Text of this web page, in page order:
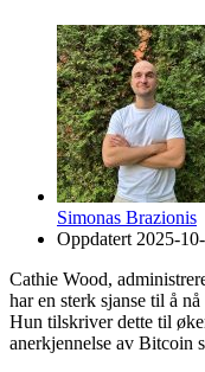
Simonas Brazionis
Oppdatert 2025-
Cathie Wood,
har en sterk sjanse til å
Hun tilskriver dette til
anerkjennelse av Bitcoin